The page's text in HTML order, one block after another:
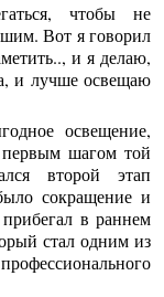
чтобы не
Вот я говорил
и я делаю,
и лучше освещаю
освещение,
первым шагом той
второй этап
сокращение и
в раннем
стал одним из